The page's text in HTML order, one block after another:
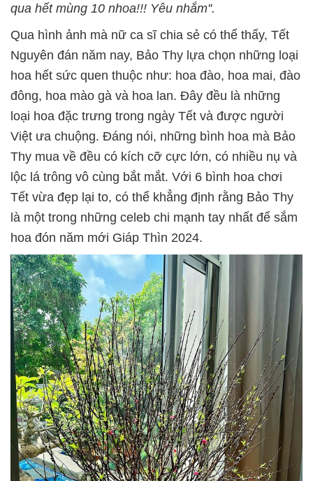
qua hết mùng 10 nhoa!!! Yêu nhắm''.
Qua hình ảnh mà nữ ca sĩ chia sẻ có thể thấy, Tết
Nguyên đán năm nay, Bảo Thy lựa chọn những loại
hoa hết sức quen thuộc như: hoa đào, hoa mai, đào
đông, hoa mào gà và hoa lan. Đây đều là những
loại hoa đặc trưng trong ngày Tết và được người
Việt ưa chuộng. Đáng nói, những bình hoa mà Bảo
Thy mua về đều có kích cỡ cực lớn, có nhiều nụ và
lộc lá trông vô cùng bắt mắt. Với 6 bình hoa chơi
Tết vừa đẹp lại to, có thể khẳng định rằng Bảo Thy
là một trong những celeb chi mạnh tay nhất để sắm
hoa đón năm mới Giáp Thìn 2024.